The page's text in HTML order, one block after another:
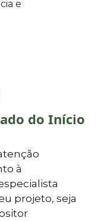
e
do Início
à
projeto, seja